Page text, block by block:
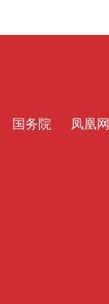
国务院 凤凰网